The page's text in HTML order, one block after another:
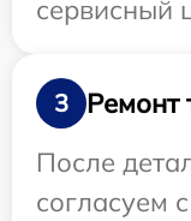
сервисный
3
Ремонт
После
согласуем